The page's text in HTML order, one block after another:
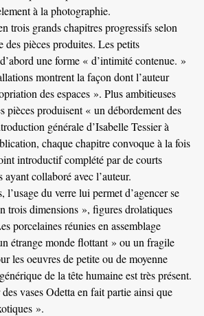
à la photographie.
trois grands chapitres progressifs selon
des pièces produites. Les petits
une forme « d’intimité contenue. »
montrent la façon dont l’auteur
des espaces ». Plus ambitieuses
pièces produisent « un débordement des
générale d’Isabelle Tessier à
chaque chapitre convoque à la fois
introductif complété par de courts
ayant collaboré avec l’auteur.
l’usage du verre lui permet d’agencer se
trois dimensions », figures drolatiques
porcelaines réunies en assemblage
étrange monde flottant » ou un fragile
les oeuvres de petite ou de moyenne
de la tête humaine est très présent.
vases Odetta en fait partie ainsi que
».